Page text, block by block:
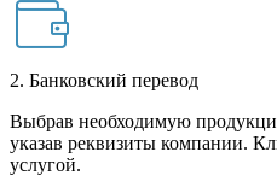
2. Банковский перевод
Выбрав необходимую
указав реквизиты компании.
услугой.